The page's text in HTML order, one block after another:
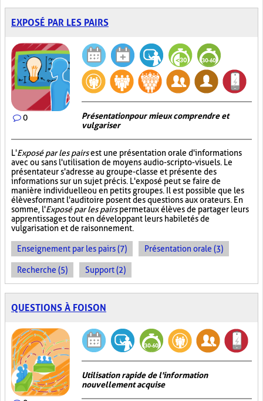
EXPOSÉ PAR LES PAIRS
0
Présentation pour mieux comprendre et
vulgariser
L'Exposé par les pairsest une présentation orale d'informations
avec ou sans l'utilisation de moyens audio-scripto-visuels. Le
présentateur s'adresse au groupe-classe et présente des
informations sur un sujet précis. L'exposé peut se faire de
manière individuelle ou en petits groupes. Il est possible que les
élèves formant l'auditoire posent des questions aux orateurs. En
somme, l'Exposé par les pairspermet aux élèves de partager leurs
apprentissages tout en développant leurs habiletés de
vulgarisation et de raisonnement.
Enseignement par les pairs (7) Présentation orale (3)
Recherche (5) Support (2)
QUESTIONS À FOISON
Utilisation rapide de l'information
nouvellement acquise